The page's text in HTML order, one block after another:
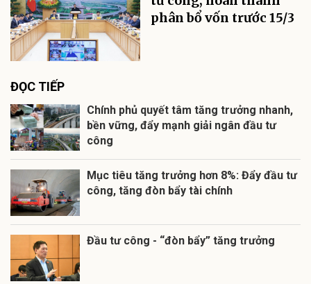
phân bổ vốn trước 15/3
ĐỌC TIẾP
Chính phủ quyết tâm tăng trưởng nhanh,
bền vững, đẩy mạnh giải ngân đầu tư
công
Mục tiêu tăng trưởng hơn 8%: Đẩy đầu tư
công, tăng đòn bẩy tài chính
Đầu tư công - “đòn bẩy” tăng trưởng